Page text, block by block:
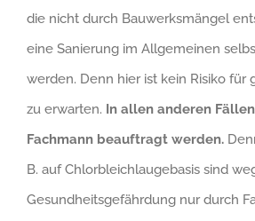
die nicht durch Bauwerksmängel
eine Sanierung im Allgemeinen
werden. Denn hier ist kein Risiko für
zu erwarten. In allen anderen
Fachmann beauftragt werden.
B. auf Chlorbleichlaugebasis sind
Gesundheitsgefährdung nur durch